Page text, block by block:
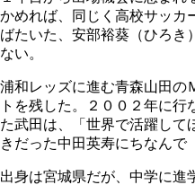
かめれば、同じく高校サッカ
ばたいた、安部裕葵（ひろき
ない。
浦和レッズに進む青森山田の
トを残した。２００２年に
た武田は、「世界で活躍して
きだった中田英寿にちなんで
出身は宮城県だが、中学に進